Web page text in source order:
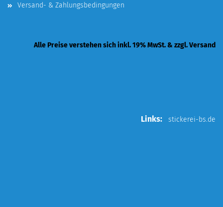
Versand- & Zahlungsbedingungen
Alle Preise verstehen sich inkl. 19% MwSt. & zzgl. Versand
Links: stickerei-bs.de